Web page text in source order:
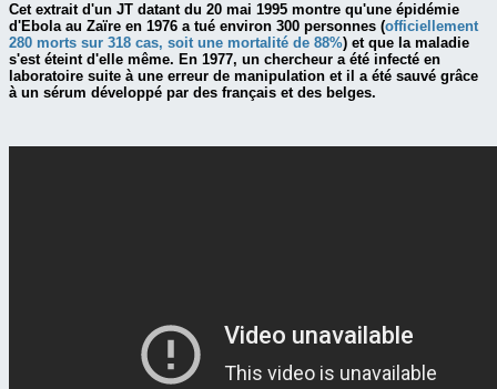
Cet extrait d'un JT datant du 20 mai 1995 montre qu'une épidémie
d'Ebola au Zaïre en 1976 a tué environ 300 personnes (officiellement
280 morts sur 318 cas, soit une mortalité de 88%) et que la maladie
s'est éteint d'elle même. En 1977, un chercheur a été infecté en
laboratoire suite à une erreur de manipulation et il a été sauvé grâce
à un sérum développé par des français et des belges.